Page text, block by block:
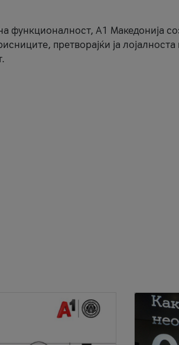
функционалност, А1 Македонија
претворајќи ја